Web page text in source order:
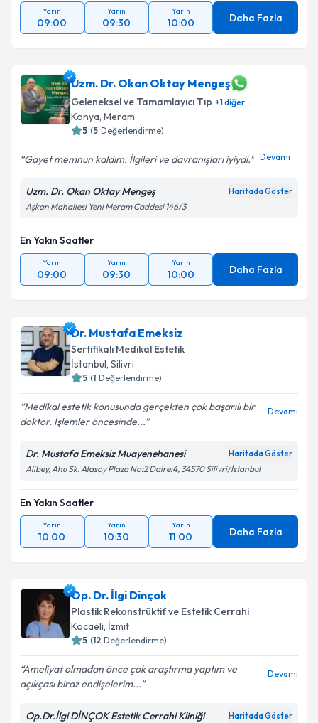
Yarın
09:00
Yarın
09:30
Yarın
10:00 Daha Fazla
Uzm. Dr. Okan Oktay Mengeş
Geleneksel ve Tamamlayıcı Tıp +1diğer
Konya, Meram
5 (5 Değerlendirme)
Gayet memnun kaldım. İlgileri ve davranışları iyiydi. Devamı
Uzm. Dr. Okan Oktay Mengeş Haritada Göster
Aşkan Mahallesi Yeni Meram Caddesi 146/3
En Yakın Saatler
Yarın
09:00
Yarın
09:30
Yarın
10:00 Daha Fazla
Dr. Mustafa Emeksiz
Sertifikalı Medikal Estetik
İstanbul, Silivri
5 (1 Değerlendirme)
Medikal estetik konusunda gerçekten çok başarılı bir
doktor. İşlemler öncesinde...
Devamı
Dr. Mustafa Emeksiz Muayenehanesi Haritada Göster
Alibey, Ahu Sk. Atasoy Plaza No:2 Daire:4, 34570 Silivri/İstanbul
En Yakın Saatler
Yarın
10:00
Yarın
10:30
Yarın
11:00 Daha Fazla
Op. Dr. İlgi Dinçok
Plastik Rekonstrüktif ve Estetik Cerrahi
Kocaeli, İzmit
5 (12 Değerlendirme)
Ameliyat olmadan önce çok araştırma yaptım ve
açıkçası biraz endişelerim...
Devamı
Op.Dr.İlgi DİNÇOK Estetik Cerrahi Kliniği Haritada Göster